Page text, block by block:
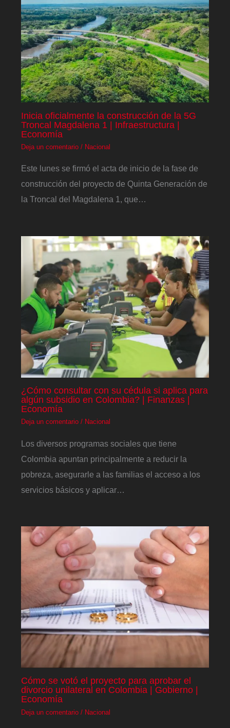
Inicia oficialmente la construcción de la 5G
Troncal Magdalena 1 | Infraestructura |
Economía
Deja un comentario / Nacional
Este lunes se firmó el acta de inicio de la fase de
construcción del proyecto de Quinta Generación de
la Troncal del Magdalena 1, que…
¿Cómo consultar con su cédula si aplica para
algún subsidio en Colombia? | Finanzas |
Economía
Deja un comentario / Nacional
Los diversos programas sociales que tiene
Colombia apuntan principalmente a reducir la
pobreza, asegurarle a las familias el acceso a los
servicios básicos y aplicar…
Cómo se votó el proyecto para aprobar el
divorcio unilateral en Colombia | Gobierno |
Economía
Deja un comentario / Nacional